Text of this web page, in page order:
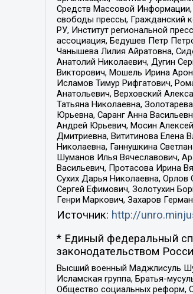
Средств Массовой Информации,
свободы прессы, Гражданский
РУ, Институт региональной
ассоциация, Бедушев Петр
Чанышева Лилия Айратовна,
Анатолий Николаевич, Дугин
Викторович, Мошель Ирина
Исламов Тимур Рифгатович,
Анатольевич, Верховский
Татьяна Николаевна,
Юрьевна, Саранг Анна
Андрей Юрьевич, Мосин
Дмитриевна, Вититинова Елена
Николаевна, Ганнушкина
Шуманов Илья Вячеславович,
Васильевич, Протасова Ирина
Сухих Дарья Николаевна,
Сергей Ефимович, Золотухин
Генри Маркович, Захаров
Источник: http://
* Единый федеральный
законодательством
Высший военный Маджлисуль
Исламская группа, Братья-
Общество социальных реформ,